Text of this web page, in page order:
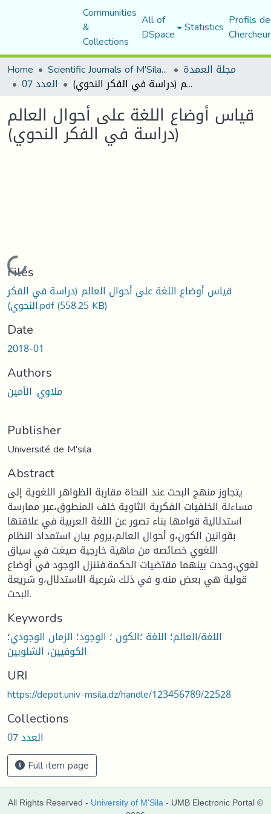
Communities
&
Collections
All of
DSpace Statistics Profils
Home
Scientific Journals of M'Sila University مجلة العمدة
العدد 07 قياس أوضاع اللغة على أحوال العالم (دراسة في الفكر النحوي)
قياس أوضاع اللغة على أحوال العالم
(دراسة في الفكر النحوي)
Loading...
Files
قياس أوضاع اللغة على أحوال العالم (دراسة في الفكر
النحوي).pdf(558.25 KB)
Date
2018-01
Authors
ملاوي, الأمين
Publisher
Université de M'sila
Abstract
يتجاوز منهج البحث عند النحاة مقاربة الظواهر اللغوية إلى
مساءلة الخلفيات الفكرية الثاوية خلف المنطوق،عبر ممارسة
استدلالية قوامها بناء تصور عن اللغة العربية في علاقتها
بقوانين الكون،و أحوال العالم،يروم بيان استمداد النظام
اللغوي خصائصه من ماهية خارجية صيغت في سياق
لغوي،وحدت بينهما مقتضيات الحكمة.فتنزل الوجود في أوضاع
قولية هي بعض منه.و في ذلك شرعية الاستدلال،و شريعة
البحث.
Keywords
اللغة/العالم؛ اللغة ؛الكون ؛ الوجود؛ الزمان الوجودي؛
الكوفيين، الشلوبين.
URI
https://depot.univ-msila.dz/handle/123456789/22528
Collections
العدد 07
Full item page
All Rights Reserved - University of M'Sila - UMB Electronic Portal ©